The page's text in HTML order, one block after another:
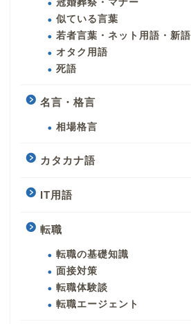
冠婚葬祭・マナー
似ている言葉
若者言葉・ネット用語・新語
オタク用語
死語
名言・格言
相場格言
カタカナ語
IT用語
転職
転職の基礎知識
面接対策
転職体験談
転職エージェント